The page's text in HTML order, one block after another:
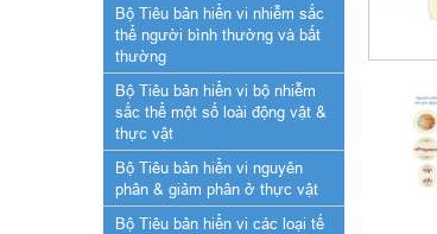
Bộ Tiêu bản hiển vi nhiễm sắc
thể người bình thường và bất
thường
Bộ Tiêu bản hiển vi bộ nhiễm
sắc thể một số loài động vật &
thực vật
Bộ Tiêu bản hiển vi nguyên
phân & giảm phân ở thực vật
Bộ Tiêu bản hiển vi các loại tế